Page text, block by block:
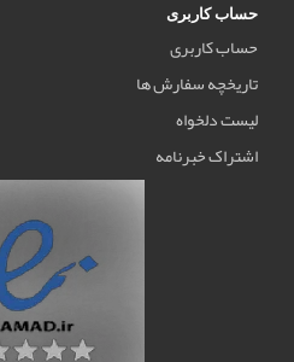
حساب کاربری
حساب کاربری
تاریخچه سفارش ها
لیست دلخواه
اشتراک خبرنامه